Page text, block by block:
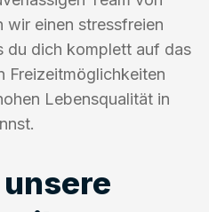
wir einen stressfreien
du dich komplett auf das
Freizeitmöglichkeiten
Lebensqualität in